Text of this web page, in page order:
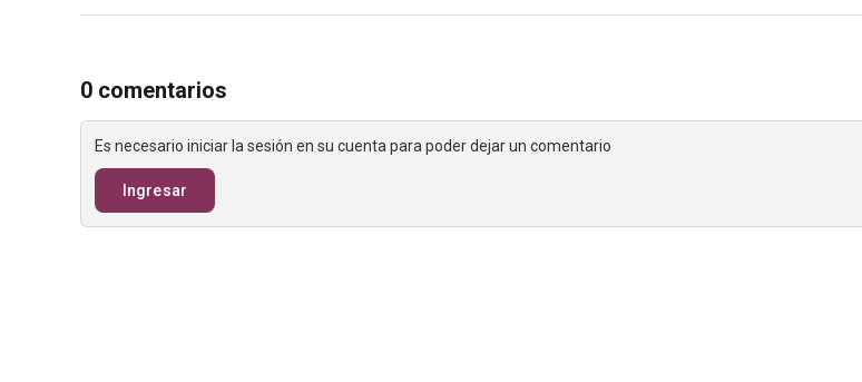
0 comentarios
Es necesario iniciar la sesión en su cuenta para poder dejar un comentario
Ingresar